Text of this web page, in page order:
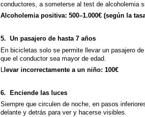
conductores, a someterse al test de alcoholemia
Alcoholemia positiva: 500–1.000€ (según la
5. Un pasajero de hasta 7 años
En bicicletas solo se permite llevar un pasajero
que el conductor sea mayor de edad.
levar incorrectamente a un niño: 100€
6. Enciende las luces
Siempre que circulen de noche, en pasos
delante y detrás para ver y hacerse visibles.